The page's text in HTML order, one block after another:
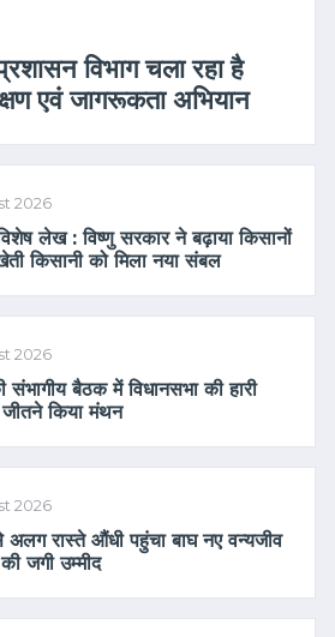
विभाग चला रहा है
एवं जागरूकता अभियान
2026
लेख : विष्णु सरकार ने बढ़ाया किसानों
किसानी को मिला नया संबल
2026
संभागीय बैठक में विधानसभा की हारी
जीतने किया मंथन
2026
अलग रास्ते औंधी पहुंचा बाघ नए वन्यजीव
जगी उम्मीद